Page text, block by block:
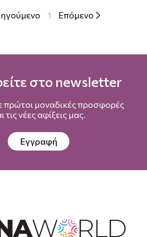
1 Επόμενο 
στο newsletter
πρώτοι μοναδικές προσφορές
τις νέες αφίξεις μας.
Εγγραφή